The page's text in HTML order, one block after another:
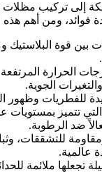
إلى تركيب
فوائد، ومن أهم هذه
بين قوة البلاستيك
الحرارة
الجوية.
للفطريات وظهور
تتميز بمستويات
ضد الرطوبة.
للتشققات،
عالمية.
تجعلها ملائمة